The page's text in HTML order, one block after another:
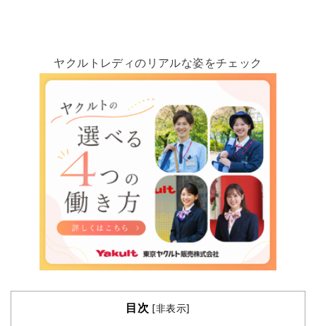
ヤクルトレディのリアルな姿をチェック
目次 [非表示]